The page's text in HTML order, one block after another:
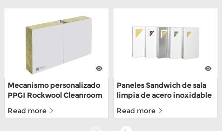
Mecanismo personalizado
PPGI Rockwool Cleanroom
alimentos
Read more
Paneles Sandwich de sala
limpia de acero inoxidable
a mano para depósito de
Read more